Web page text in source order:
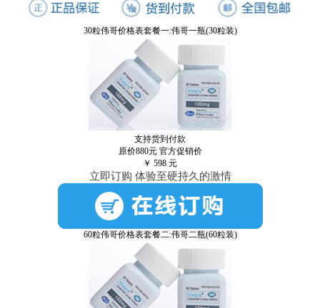
30粒伟哥价格表套餐一:伟哥一瓶(30粒装)
支持货到付款
原价880元 官方促销价
￥ 598 元
立即订购 体验至硬持久的激情
60粒伟哥价格表套餐二:伟哥二瓶(60粒装)